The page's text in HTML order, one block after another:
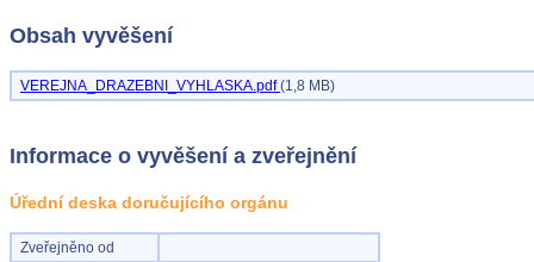
Obsah vyvěšení
VEREJNA_DRAZEBNI_VYHLASKA.pdf(1,8 MB)
Informace o vyvěšení a zveřejnění
Úřední deska doručujícího orgánu
Zveřejněno od